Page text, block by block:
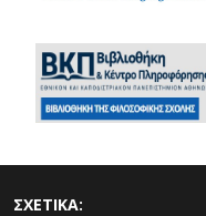
ΣΧΕΤΙΚΑ: